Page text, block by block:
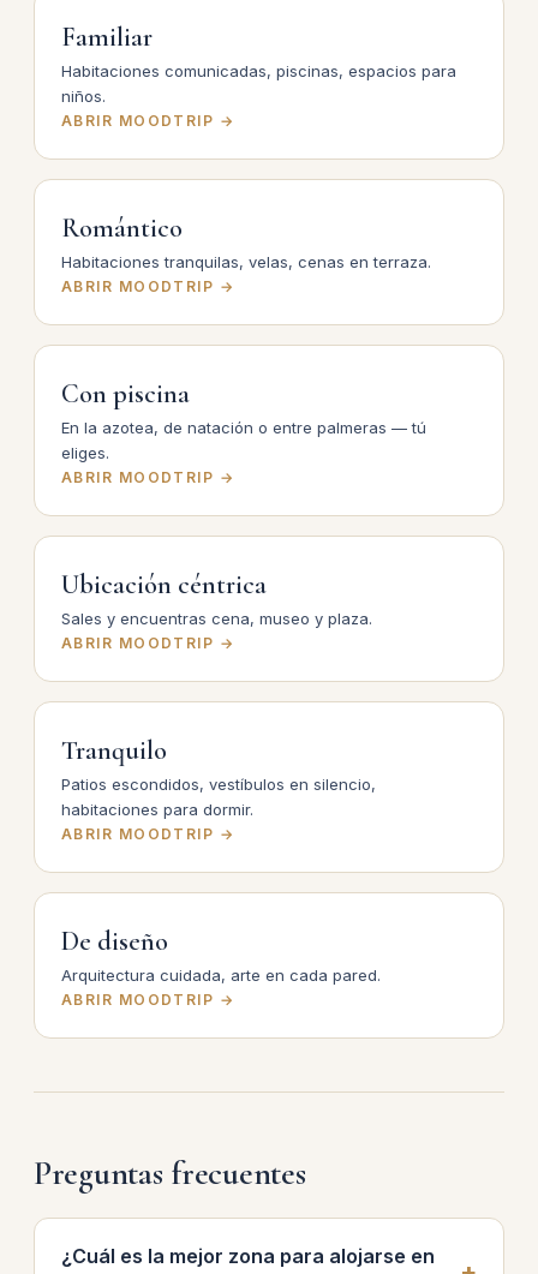
Familiar
Habitaciones comunicadas, piscinas, espacios para
niños.
ABRIR MOODTRIP →
Romántico
Habitaciones tranquilas, velas, cenas en terraza.
ABRIR MOODTRIP →
Con piscina
En la azotea, de natación o entre palmeras — tú
eliges.
ABRIR MOODTRIP →
Ubicación céntrica
Sales y encuentras cena, museo y plaza.
ABRIR MOODTRIP →
Tranquilo
Patios escondidos, vestíbulos en silencio,
habitaciones para dormir.
ABRIR MOODTRIP →
De diseño
Arquitectura cuidada, arte en cada pared.
ABRIR MOODTRIP →
Preguntas frecuentes
¿Cuál es la mejor zona para alojarse en